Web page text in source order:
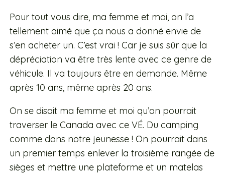
Pour tout vous dire, ma femme et moi, on l’a
tellement aimé que ça nous a donné envie de
s’en acheter un. C’est vrai ! Car je suis sûr que la
dépréciation va être très lente avec ce genre de
véhicule. Il va toujours être en demande. Même
après 10 ans, même après 20 ans.
On se disait ma femme et moi qu’on pourrait
traverser le Canada avec ce VÉ. Du camping
comme dans notre jeunesse ! On pourrait dans
un premier temps enlever la troisième rangée de
sièges et mettre une plateforme et un matelas